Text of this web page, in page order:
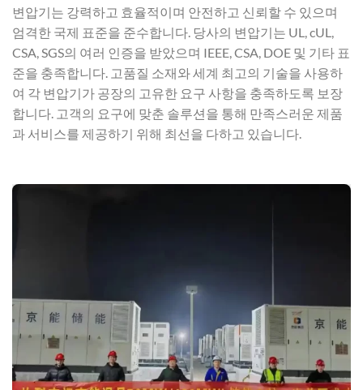
변압기는 강력하고 효율적이며 안전하고 신뢰할 수 있으며
엄격한 국제 표준을 준수합니다. 당사의 변압기는 UL, cUL,
CSA, SGS의 여러 인증을 받았으며 IEEE, CSA, DOE 및 기타 표
준을 충족합니다. 고품질 소재와 세계 최고의 기술을 사용하
여 각 변압기가 공장의 고유한 요구 사항을 충족하도록 보장
합니다. 고객의 요구에 맞춘 솔루션을 통해 만족스러운 제품
과 서비스를 제공하기 위해 최선을 다하고 있습니다.